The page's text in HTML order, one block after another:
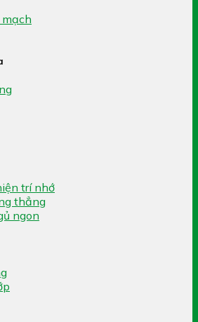
trí nhớ
thẳng
ngon